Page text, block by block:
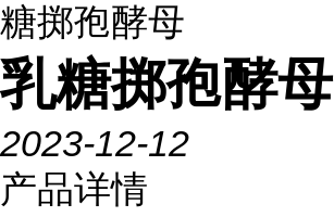
糖掷孢酵母
乳糖掷孢酵母
2023-12-12
产品详情